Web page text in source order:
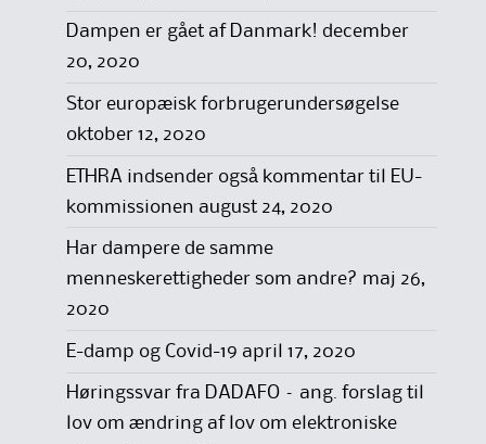
Dampen er gået af Danmark! december
20, 2020
Stor europæisk forbrugerundersøgelse
oktober 12, 2020
ETHRA indsender også kommentar til EU-
kommissionen august 24, 2020
Har dampere de samme
menneskerettigheder som andre? maj 26,
2020
E-damp og Covid-19 april 17, 2020
Høringssvar fra DADAFO – ang. forslag til
lov om ændring af lov om elektroniske